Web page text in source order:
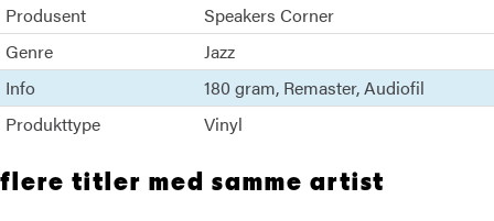
Produsent
Speakers Corner
Genre
Jazz
Info
180 gram Remaster Audiofil
Produkttype
Vinyl
flere titler med samme artist